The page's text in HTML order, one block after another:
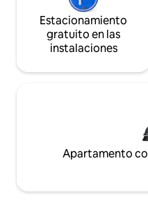
Estacionamiento
gratuito en las
instalaciones
Apartamento